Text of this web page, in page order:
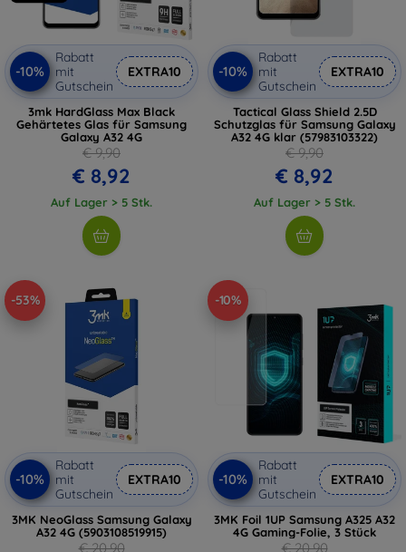
-10%
Rabatt
mit
Gutschein
EXTRA10
3mk HardGlass Max Black
Gehärtetes Glas für Samsung
Galaxy A32 4G
€ 9,90
€ 8,92
Auf Lager > 5 Stk.
-10%
Rabatt
mit
Gutschein
EXTRA10
Tactical Glass Shield 2.5D
Schutzglas für Samsung Galaxy
A32 4G klar (57983103322)
€ 9,90
€ 8,92
Auf Lager > 5 Stk.
-53%
-10%
Rabatt
mit
Gutschein
EXTRA10
3MK NeoGlass Samsung Galaxy
A32 4G (5903108519915)
€ 20,90
-10%
-10%
Rabatt
mit
Gutschein
EXTRA10
3MK Foil 1UP Samsung A325 A32
4G Gaming-Folie, 3 Stück
€ 20,90